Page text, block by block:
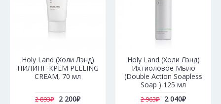
Holy Land (Холи Лэнд)
ПИЛИНГ-КРЕМ PEELING
CREAM, 70 мл
2 893₽ 2 200₽
Holy Land (Холи Лэнд)
Ихтиоловое Мыло
(Double Action Soapless
Soap ) 125 мл
2 963₽ 2 040₽